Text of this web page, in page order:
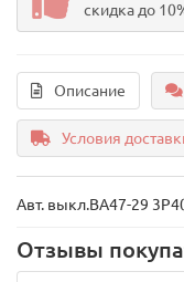
скидка до
Описание
Условия
Авт. выкл.ВА47-29
Отзывы